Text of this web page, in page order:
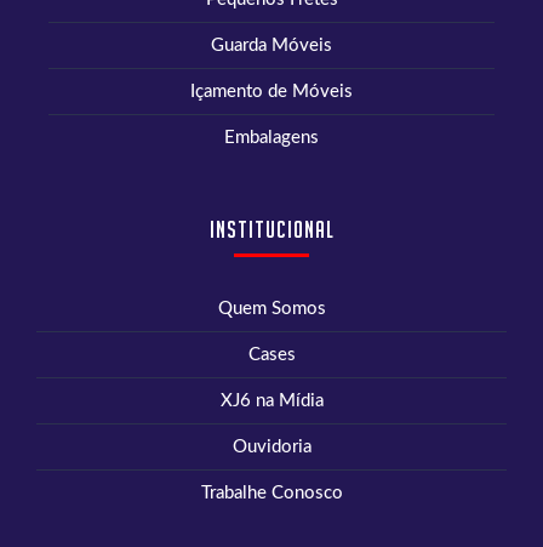
Guarda Móveis
Içamento de Móveis
Embalagens
Institucional
Quem Somos
Cases
XJ6 na Mídia
Ouvidoria
Trabalhe Conosco